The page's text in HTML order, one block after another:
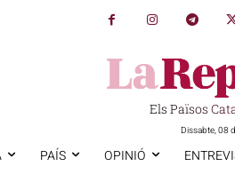
Els Països
Dissabte, 08
PAÍS OPINIÓ